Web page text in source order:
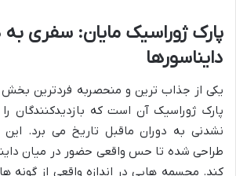
پارک ژوراسیک مایان: سفری به
دایناسورها
یکی از جذاب ترین و منحصربه فردترین بخش
پارک ژوراسیک آن است که بازدیدکنندگان
نشدنی به دوران ماقبل تاریخ می برد. این
طراحی شده تا حس واقعی حضور در میان
کند. مجسمه هایی در اندازه واقعی از گونه